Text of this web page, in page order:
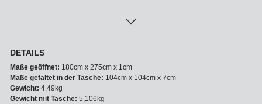
DETAILS
Maße geöffnet: 180cm x 275cm x 1cm
Maße gefaltet in der Tasche: 104cm x 104cm x 7cm
Gewicht: 4,49kg
Gewicht mit Tasche: 5,106kg